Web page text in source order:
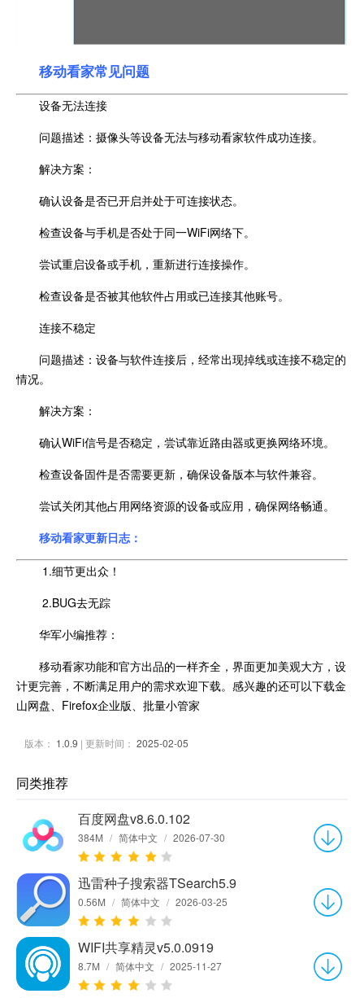
移动看家常见问题
设备无法连接
问题描述：摄像头等设备无法与移动看家软件成功连接。
解决方案：
确认设备是否已开启并处于可连接状态。
检查设备与手机是否处于同一WiFi网络下。
尝试重启设备或手机，重新进行连接操作。
检查设备是否被其他软件占用或已连接其他账号。
连接不稳定
问题描述：设备与软件连接后，经常出现掉线或连接不稳定的
情况。
解决方案：
确认WiFi信号是否稳定，尝试靠近路由器或更换网络环境。
检查设备固件是否需要更新，确保设备版本与软件兼容。
尝试关闭其他占用网络资源的设备或应用，确保网络畅通。
移动看家更新日志：
1.细节更出众！
2.BUG去无踪
华军小编推荐：
移动看家功能和官方出品的一样齐全，界面更加美观大方，设
计更完善，不断满足用户的需求欢迎下载。感兴趣的还可以下载金
山网盘、Firefox企业版、批量小管家
版本： 1.0.9 | 更新时间： 2025-02-05
同类推荐
百度网盘v8.6.0.102
384M / 简体中文 / 2026-07-30
迅雷种子搜索器TSearch5.9
0.56M / 简体中文 / 2026-03-25
WIFI共享精灵v5.0.0919
8.7M / 简体中文 / 2025-11-27